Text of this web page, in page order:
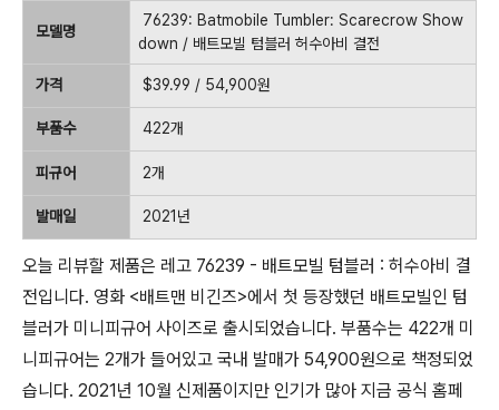
모델명
76239: Batmobile Tumbler: Scarecrow Show
down / 배트모빌 텀블러 허수아비 결전
가격 $39.99 / 54,900원
부품수 422개
피규어 2개
발매일 2021년
오늘 리뷰할 제품은 레고 76239 - 배트모빌 텀블러 : 허수아비 결
전입니다. 영화 <배트맨 비긴즈>에서 첫 등장했던 배트모빌인 텀
블러가 미니피규어 사이즈로 출시되었습니다. 부품수는 422개 미
니피규어는 2개가 들어있고 국내 발매가 54,900원으로 책정되었
습니다. 2021년 10월 신제품이지만 인기가 많아 지금 공식 홈페